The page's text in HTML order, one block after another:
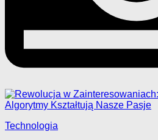
Technologia